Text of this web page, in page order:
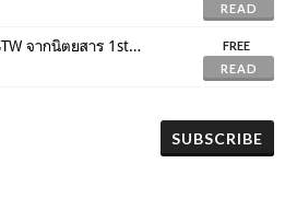
READ
แปลบทสัมภาษณ์ NU'ESTW จากนิตยสาร 1st Look ฉบับเดือนธันวาคม 2017 (Vol.146)
FREE
READ
SUBSCRIBE